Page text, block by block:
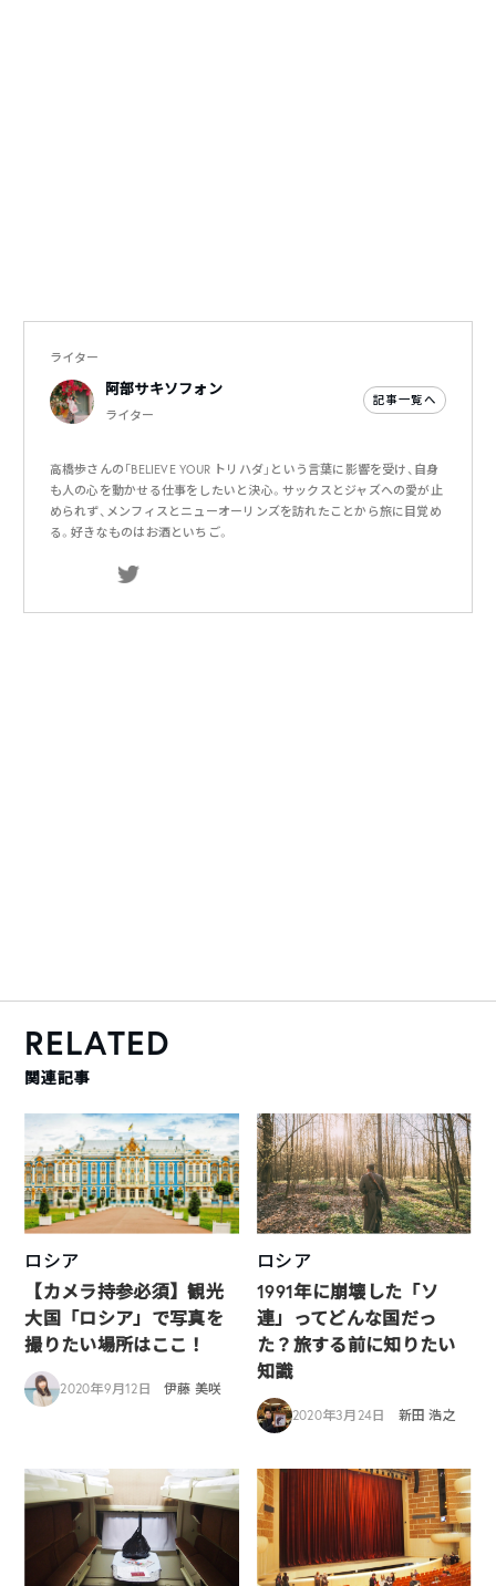
ライター
阿部サキソフォン
ライター
記事一覧へ
高橋歩さんの「BELIEVE YOUR トリハダ」という言葉に影響を受け、自身
も人の心を動かせる仕事をしたいと決心。サックスとジャズへの愛が止
められず、メンフィスとニューオーリンズを訪れたことから旅に目覚め
る。好きなものはお酒といちご。
RELATED
関連記事
ロシア
【カメラ持参必須】観光
大国「ロシア」で写真を
撮りたい場所はここ！
2020年9月12日 伊藤 美咲
ロシア
1991年に崩壊した「ソ
連」ってどんな国だっ
た？旅する前に知りたい
知識
2020年3月24日 新田 浩之